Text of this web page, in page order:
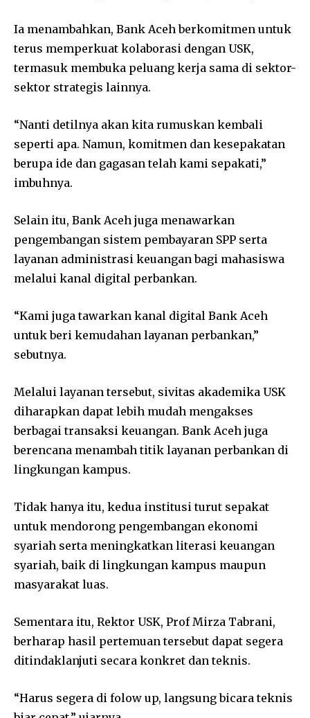
Ia menambahkan, Bank Aceh berkomitmen untuk
terus memperkuat kolaborasi dengan USK,
termasuk membuka peluang kerja sama di sektor-
sektor strategis lainnya.
“Nanti detilnya akan kita rumuskan kembali
seperti apa. Namun, komitmen dan kesepakatan
berupa ide dan gagasan telah kami sepakati,”
imbuhnya.
Selain itu, Bank Aceh juga menawarkan
pengembangan sistem pembayaran SPP serta
layanan administrasi keuangan bagi mahasiswa
melalui kanal digital perbankan.
“Kami juga tawarkan kanal digital Bank Aceh
untuk beri kemudahan layanan perbankan,”
sebutnya.
Melalui layanan tersebut, sivitas akademika USK
diharapkan dapat lebih mudah mengakses
berbagai transaksi keuangan. Bank Aceh juga
berencana menambah titik layanan perbankan di
lingkungan kampus.
Tidak hanya itu, kedua institusi turut sepakat
untuk mendorong pengembangan ekonomi
syariah serta meningkatkan literasi keuangan
syariah, baik di lingkungan kampus maupun
masyarakat luas.
Sementara itu, Rektor USK, Prof Mirza Tabrani,
berharap hasil pertemuan tersebut dapat segera
ditindaklanjuti secara konkret dan teknis.
“Harus segera di folow up, langsung bicara teknis